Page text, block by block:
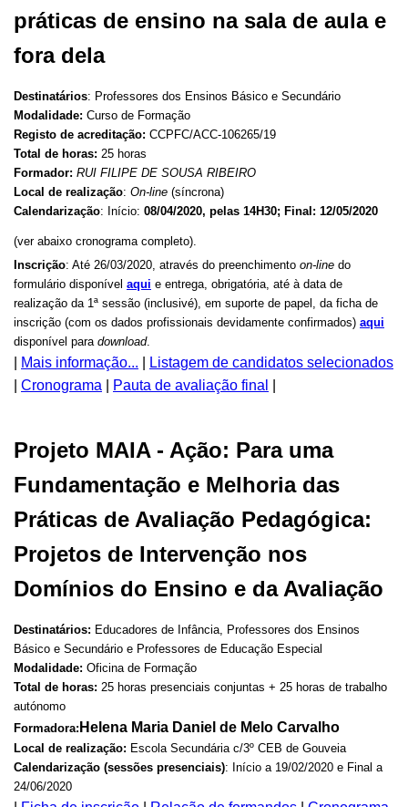
práticas de ensino na sala de aula e
fora dela
Destinatários: Professores dos Ensinos Básico e Secundário
Modalidade: Curso de Formação
Registo de acreditação: CCPFC/ACC-106265/19
Total de horas: 25 horas
Formador: RUI FILIPE DE SOUSA RIBEIRO
Local de realização: On-line (síncrona)
Calendarização: Início: 08/04/2020, pelas 14H30; Final: 12/05/2020
(ver abaixo cronograma completo).
Inscrição: Até 26/03/2020, através do preenchimento on-line do
formulário disponível aqui e entrega, obrigatória, até à data de
realização da 1ª sessão (inclusivé), em suporte de papel, da ficha de
inscrição (com os dados profissionais devidamente confirmados) aqui
disponível para download.
Mais informação...
Listagem de candidatos selecionados
Cronograma Pauta de avaliação final
Projeto MAIA - Ação: Para uma
Fundamentação e Melhoria das
Práticas de Avaliação Pedagógica:
Projetos de Intervenção nos
Domínios do Ensino e da Avaliação
Destinatários: Educadores de Infância, Professores dos Ensinos
Básico e Secundário e Professores de Educação Especial
Modalidade: Oficina de Formação
Total de horas: 25 horas presenciais conjuntas + 25 horas de trabalho
autónomo
Formadora: Helena Maria Daniel de Melo Carvalho
Local de realização: Escola Secundária c/3º CEB de Gouveia
Calendarização (sessões presenciais): Início a 19/02/2020 e Final a
24/06/2020